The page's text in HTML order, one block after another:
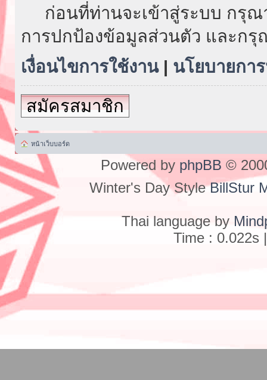
ก่อนที่ท่านจะเข้าสู่ระบบ กรุณ
การปกป้องข้อมูลส่วนตัว และก
เงื่อนไขการใช้งาน| นโยบายกา
สมัครสมาชิก
หน้าเว็บบอร์ด
Powered by phpBB ©
Winter's Day StyleBillStur
Thai language by
Time : 0.022s